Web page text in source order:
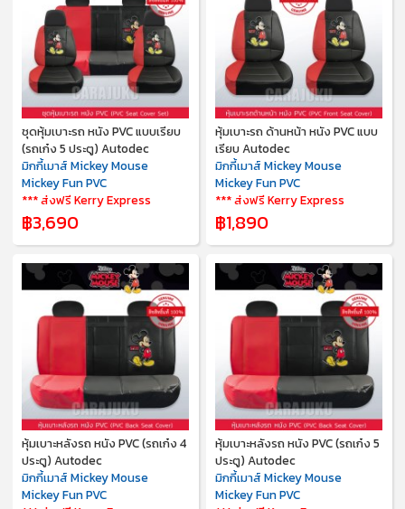
ชุดหุ้มเบาะรถ หนัง PVC แบบเรียบ
(รถเก๋ง 5 ประตู) Autodec
มิกกี้เมาส์ Mickey Mouse
Mickey Fun PVC
*** ส่งฟรี Kerry Express
฿3,690
หุ้มเบาะรถ ด้านหน้า หนัง PVC แบบ
เรียบ Autodec
มิกกี้เมาส์ Mickey Mouse
Mickey Fun PVC
*** ส่งฟรี Kerry Express
฿1,890
หุ้มเบาะหลังรถ หนัง PVC (รถเก๋ง 4
ประตู) Autodec
มิกกี้เมาส์ Mickey Mouse
Mickey Fun PVC
หุ้มเบาะหลังรถ หนัง PVC (รถเก๋ง 5
ประตู) Autodec
มิกกี้เมาส์ Mickey Mouse
Mickey Fun PVC